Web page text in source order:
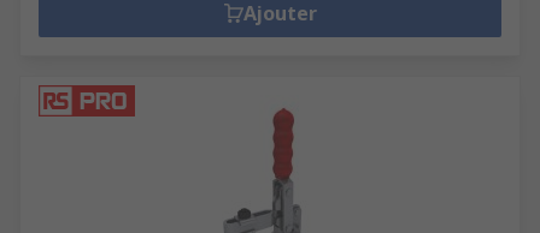
Ajouter